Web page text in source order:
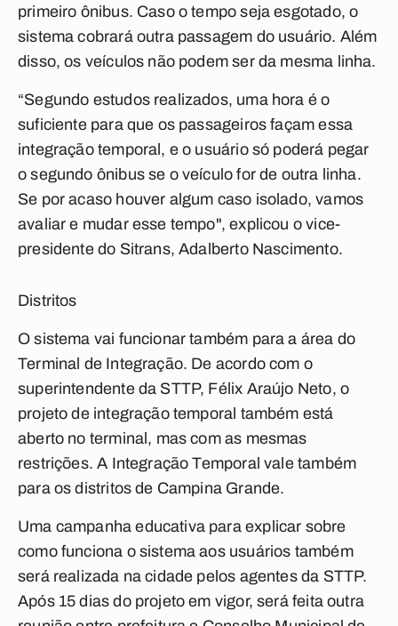
primeiro ônibus. Caso o tempo seja esgotado, o
sistema cobrará outra passagem do usuário. Além
disso, os veículos não podem ser da mesma linha.
“Segundo estudos realizados, uma hora é o
suficiente para que os passageiros façam essa
integração temporal, e o usuário só poderá pegar
o segundo ônibus se o veículo for de outra linha.
Se por acaso houver algum caso isolado, vamos
avaliar e mudar esse tempo", explicou o vice-
presidente do Sitrans, Adalberto Nascimento.
Distritos
O sistema vai funcionar também para a área do
Terminal de Integração. De acordo com o
superintendente da STTP, Félix Araújo Neto, o
projeto de integração temporal também está
aberto no terminal, mas com as mesmas
restrições. A Integração Temporal vale também
para os distritos de Campina Grande.
Uma campanha educativa para explicar sobre
como funciona o sistema aos usuários também
será realizada na cidade pelos agentes da STTP.
Após 15 dias do projeto em vigor, será feita outra